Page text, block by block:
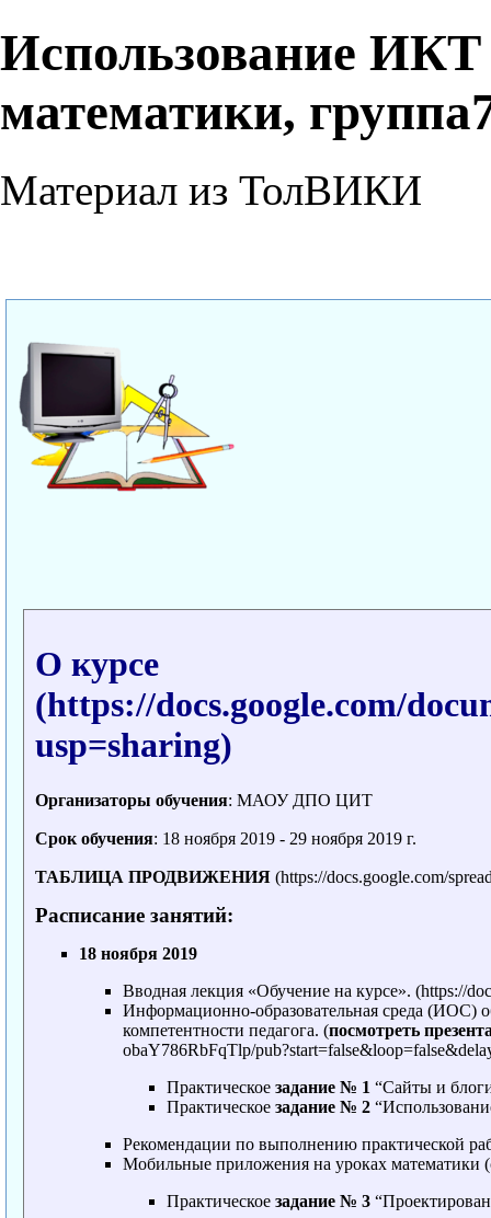
Использование ИКТ
математики,
Материал из ТолВИКИ
О курсе
Организаторы обучения: МАОУ ДПО ЦИТ
Срок обучения: 18 ноября 2019 - 29 ноября 2019 г.
ТАБЛИЦА ПРОДВИЖЕНИЯ
Расписание занятий:
18 ноября 2019
Вводная лекция «Обучение на курсе».
Информационно-образовательная среда (ИОС)
компетентности педагога. (посмотреть
Практическое задание № 1 “Сайты и
Практическое задание № 2
Рекомендации по выполнению практической
Мобильные приложения на уроках математики
Практическое задание № 3